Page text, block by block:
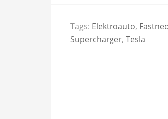
Tags: Elektroauto, Fastned
Supercharger, Tesla